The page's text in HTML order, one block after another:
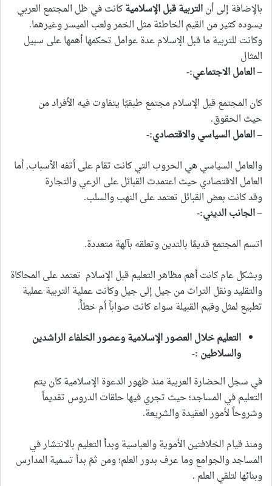
بالإضافة إلى أنالتربية قبل الإسلاميةكانت في ظل المجتمع العربي
يسوده كثير من القيم الخاطئة مثل الخمر ولعب الميسر وغيرهما.
وكانت للتربية ما قبل الإسلام عدة عوامل تحكمها أهمها على سبيل
المثال
– العامل الاجتماعي:-
كان المجتمع قبل الإسلام مجتمع طبقيًا يتفاوت فيه الأفراد من
حيث الحقوق.
– العامل السياسي والاقتصادي:-
والعامل السياسي هي الحروب التي كانت تقام على أتفه الأسباب, أما
العامل الاقتصادي حيث اعتمدت القبائل على الرعي والتجارة
وقد كانت بعض القبائل تعتمد على النهب والسلب.
– الجانب الديني:-
اتسم المجتمع قديمًا بالتدين وتعلقه بآلهة متعددة.
وبشكل عام كانت أهم مظاهر التعليم قبل الإسلام تعتمد على المحاكاة
والتقليد ونقل التراث من جيل إلى جيل وكانت عملية التربية عملية
تطبيع لمثل وقيم القبيلة سواء كانت صواباً أم خطأً.
التعليم خلال العصور الإسلامية وعصور الخلفاء الراشدين
والسلاطين :-
في سجل الحضارة العربية منذ ظهور الدعوة الإسلامية كان يتم
التعليم في المساجد؛ حيث تجري فيها حلقات الدروس تقديماً
وشروحاً لأمور العقيدة والشريعة.
ومنذ قيام الخلافتين الأموية والعباسية وبدأ التعليم بالانتشار في
المساجد والجوامع وما عرف بدور العلم؛ ومن ثمّ بدأ تسمية المدارس
وبنائها لتلقي العلم .